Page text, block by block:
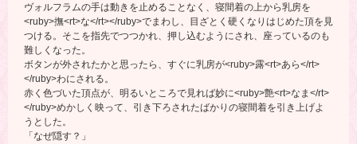
ヴォルフラムの手は動きを止めることなく、寝間着の上から乳房を
<ruby>撫<rt>な</rt></ruby>でまわし、目ざとく硬くなりはじめた頂を見
つける。そこを指先でつつかれ、押し込むようにされ、座っているのも
難しくなった。
ボタンが外されたかと思ったら、すぐに乳房が<ruby>露<rt>あら</rt>
</ruby>わにされる。
赤く色づいた頂点が、明るいところで見れば妙に<ruby>艶<rt>なま</rt>
</ruby>めかしく映って、引き下ろされたばかりの寝間着を引き上げよ
うとした。
「なぜ隠す？」